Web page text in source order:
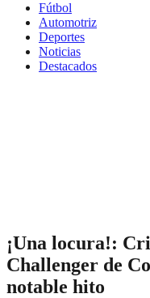
Fútbol
Automotriz
Deportes
Noticias
Destacados
¡Una locura!:
Challenger de
notable hito